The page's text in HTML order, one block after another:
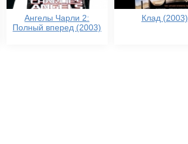
Ангелы Чарли 2:
Полный вперед (2003)
Клад (2003)